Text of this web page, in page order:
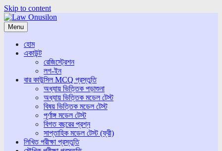
Skip to content
Menu
হোম
একাউন্ট
রেজিস্ট্রেশন
লগ-ইন
বার কাউন্সিল MCQ প্রস্তুতি
অধ্যায় ভিত্তিক পড়াশুনা
অধ্যায় ভিত্তিক মডেল টেস্ট
বিষয় ভিত্তিক মডেল টেস্ট
পূর্ণাঙ্গ মডেল টেস্ট
বিগত বছরের প্রশ্ন
সাপ্তাহিক মডেল টেস্ট (ফ্রী)
লিখিত পরীক্ষা প্রস্তুতি